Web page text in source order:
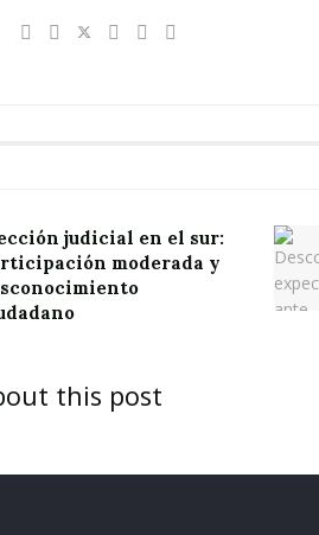
judicial en el sur:
moderada y
this post